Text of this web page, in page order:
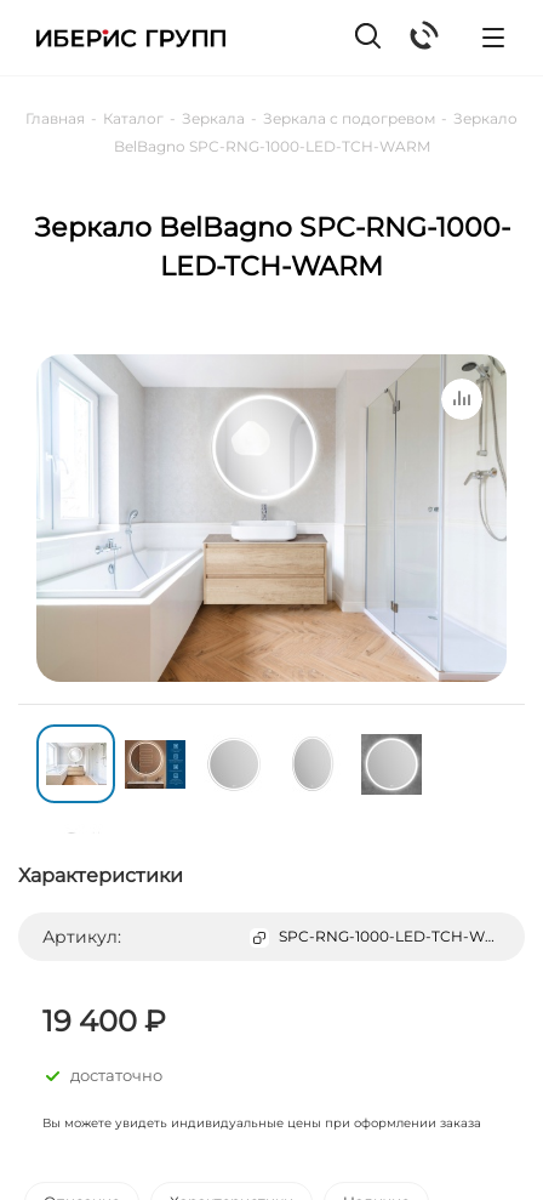
Главная - Каталог - Зеркала - Зеркала с подогревом - Зеркало
BelBagno SPC-RNG-1000-LED-TCH-WARM
Зеркало BelBagno SPC-RNG-1000-
LED-TCH-WARM
Характеристики
Артикул: SPC-RNG-1000-LED-TCH-WARM
19 400 ₽
достаточно
Вы можете увидеть индивидуальные цены при оформлении заказа